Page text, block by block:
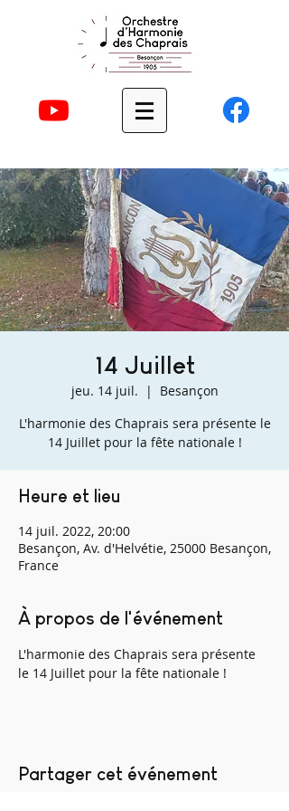
14 Juillet
jeu. 14 juil.
  |
Besançon
L'harmonie des Chaprais sera présente le
14 Juillet pour la fête nationale !
Heure et lieu
14 juil. 2022, 20:00
Besançon, Av. d'Helvétie, 25000 Besançon,
France
À propos de l'événement
L'harmonie des Chaprais sera présente
le 14 Juillet pour la fête nationale !
Partager cet événement